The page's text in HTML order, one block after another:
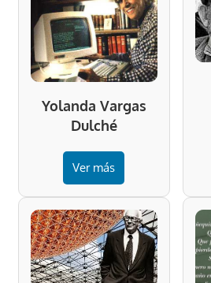
Yolanda Vargas
Dulché
Ver más